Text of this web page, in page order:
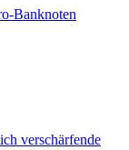
Banknoten
verschärfende